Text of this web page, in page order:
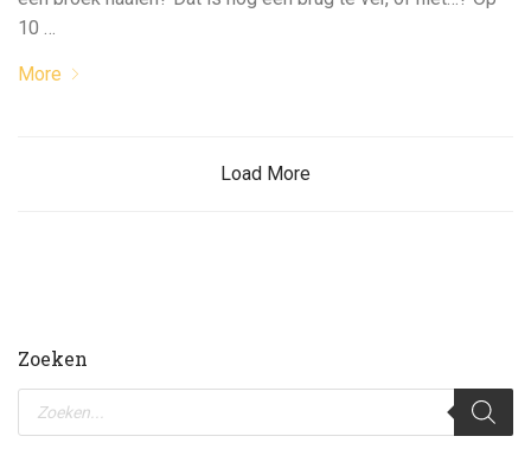
10 …
More
Load More
Zoeken
Producten
zoeken